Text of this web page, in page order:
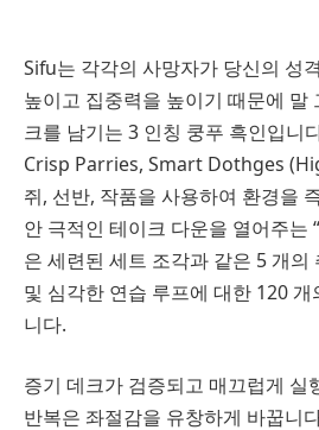
Sifu는 각각의 사망자가 당신의 성
높이고 집중력을 높이기 때문에 말
크를 남기는 3 인칭 쿵푸 흑인입니
Crisp Parries, Smart Dothges
쥐, 선반, 작품을 사용하여 환경을
안 극적인 테이크 다운을 열어주는
은 세련된 세트 조각과 같은 5 개의
및 심각한 연습 루프에 대한 120
니다.
증기 데크가 검증되고 매끄럽게 실
반복은 좌절감을 유창하게 바꿉니